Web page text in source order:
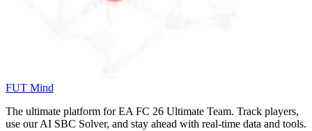
FUT Mind
The ultimate platform for EA FC 26 Ultimate Team. Track players,
use our AI SBC Solver, and stay ahead with real-time data and tools.